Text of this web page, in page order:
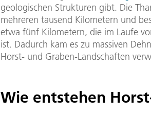
geologischen Strukturen gibt. Die
mehreren tausend Kilometern und
etwa fünf Kilometern, die im Laufe
ist. Dadurch kam es zu massiven
Horst- und Graben-Landschaften
Wie entstehen